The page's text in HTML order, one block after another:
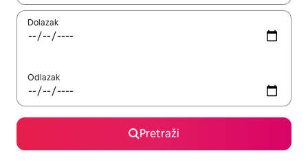
Dolazak
Odlazak
Pretraži